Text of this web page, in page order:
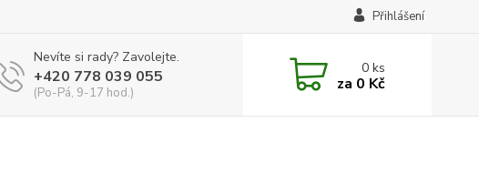
Přihlášení
Nevíte si rady? Zavolejte.
+420 778 039 055
(Po-Pá, 9-17 hod.)
0ks
za 0 Kč